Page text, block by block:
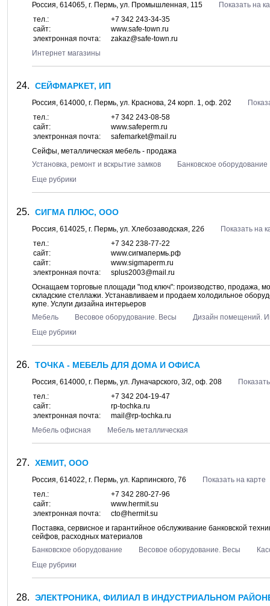
Россия, 614065, г. Пермь, ул. Промышленная, 115
Показать на
тел.:
+7 342 243-34-35
сайт:
www.safe-town.ru
электронная почта:
zakaz@safe-town.ru
Интернет магазины
СЕЙФМАРКЕТ, ИП
Россия, 614000, г. Пермь, ул. Краснова, 24 корп. 1, оф. 202
тел.:
+7 342 243-08-58
сайт:
www.safeperm.ru
электронная почта:
safemarket@mail.ru
Сейфы, металлическая мебель - продажа
Установка, ремонт и вскрытие замков
Банковское оборудование
Еще рубрики
СИГМА ПЛЮС, ООО
Россия, 614025, г. Пермь, ул. Хлебозаводская, 22б
Показать на
тел.:
+7 342 238-77-22
сайт:
www.сигмапермь.рф
сайт:
www.sigmaperm.ru
электронная почта:
splus2003@mail.ru
Оснащаем торговые площади "под ключ": производство, продажа,
складские стеллажи. Устанавливаем и продаем холодильное
купе. Услуги дизайна интерьеров
Мебель
Весовое оборудование. Весы
Дизайн помещений.
Еще рубрики
ТОЧКА - МЕБЕЛЬ ДЛЯ ДОМА И ОФИСА
Россия, 614000, г. Пермь, ул. Луначарского, 3/2, оф. 208
тел.:
+7 342 204-19-47
сайт:
rp-tochka.ru
электронная почта:
mail@rp-tochka.ru
Мебель офисная
Мебель металлическая
ХЕМИТ, ООО
Россия, 614022, г. Пермь, ул. Карпинского, 76
Показать на карте
тел.:
+7 342 280-27-96
сайт:
www.hermit.su
электронная почта:
cto@hermit.su
Поставка, сервисное и гарантийное обслуживание банковской
сейфов, расходных материалов
Банковское оборудование
Весовое оборудование. Весы
Еще рубрики
ЭЛЕКТРОНИКА, ФИЛИАЛ В ИНДУСТРИАЛЬНОМ